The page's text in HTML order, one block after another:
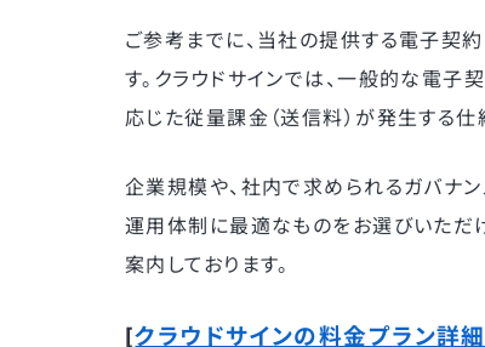
ご参考までに、当社の提供する電子契
す。クラウドサインでは、一般的な電
応じた従量課金（送信料）が発生する仕
企業規模や、社内で求められるガバナ
運用体制に最適なものをお選びいただ
案内しております。
[クラウドサインの料金プラン詳